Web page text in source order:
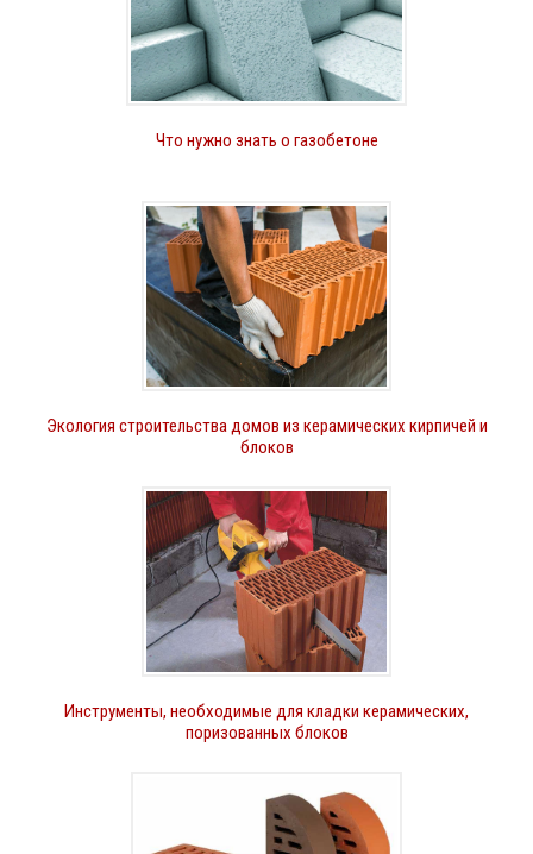
Что нужно знать о газобетоне
Экология строительства домов из керамических кирпичей и
блоков
Инструменты, необходимые для кладки керамических,
поризованных блоков